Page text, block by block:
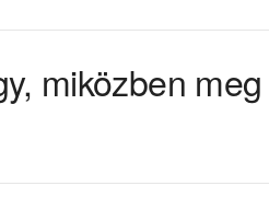
miközben